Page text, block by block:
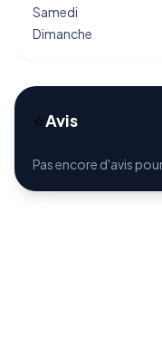
Samedi
Dimanche
⭐Avis
Pas encore d'avis